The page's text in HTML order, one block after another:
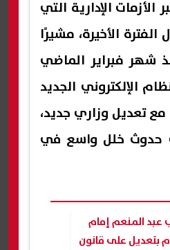
الأزمات الإدارية التي
الفترة الأخيرة، مشيرًا
شهر فبراير الماضي
الإلكتروني الجديد
مع تعديل وزاري جديد،
حدوث خلل واسع في
عبد المنعم إمام
بتعديل على قانون